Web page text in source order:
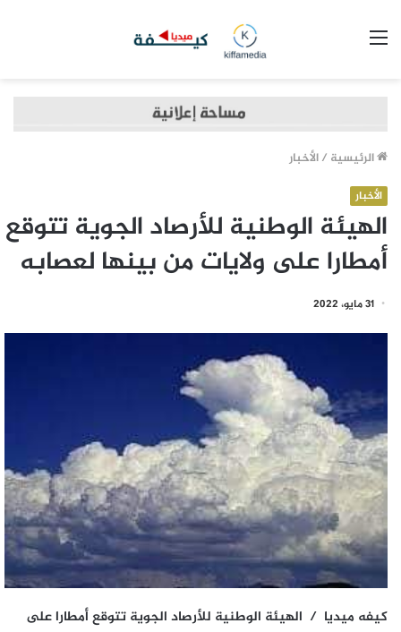
الرئيسية /الأخبار
الأخبار
الهيئة الوطنية للأرصاد الجوية تتوقع
أمطارا على ولايات من بينها لعصابه
31 مايو، 2022
كيفه ميديا / الهيئة الوطنية للأرصاد الجوية تتوقع أمطارا على